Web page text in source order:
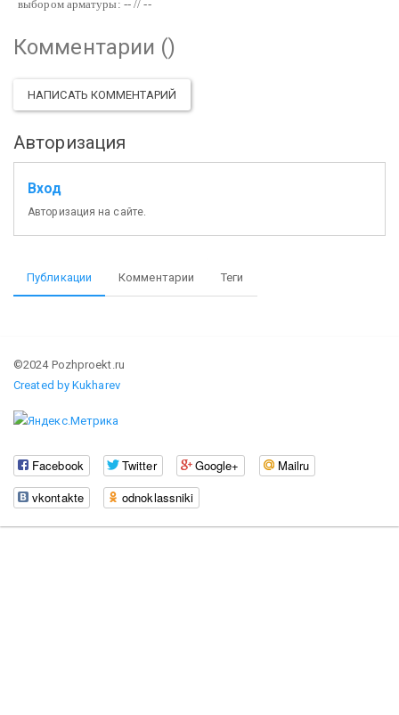
выбором арматуры: -- // --
Комментарии ()
НАПИСАТЬ КОММЕНТАРИЙ
Авторизация
Вход
Авторизация на сайте.
Публикации Комментарии Теги
©2024 Pozhproekt.ru
Created by Kukharev
Facebook Twitter Google+
Mailru
vkontakte
odnoklassniki